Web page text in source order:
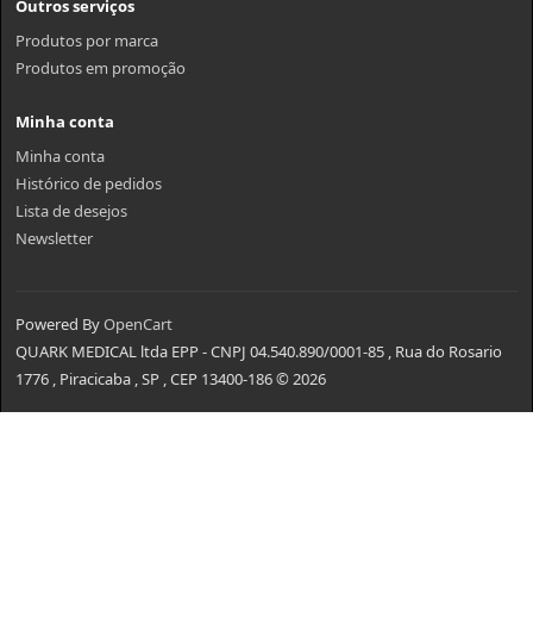
Outros serviços
Produtos por marca
Produtos em promoção
Minha conta
Minha conta
Histórico de pedidos
Lista de desejos
Newsletter
Powered ByOpenCart
QUARK MEDICAL ltda EPP - CNPJ 04.540.890/0001-85 , Rua do Rosario
1776 , Piracicaba , SP , CEP 13400-186 © 2026